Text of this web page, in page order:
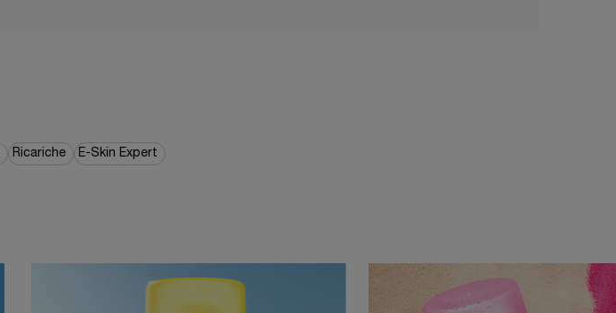
Ricariche E-Skin Expert